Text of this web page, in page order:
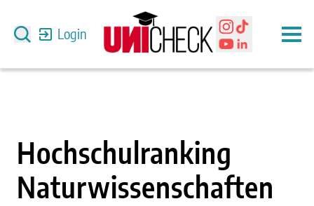
Login
Hochschulranking
Naturwissenschaften